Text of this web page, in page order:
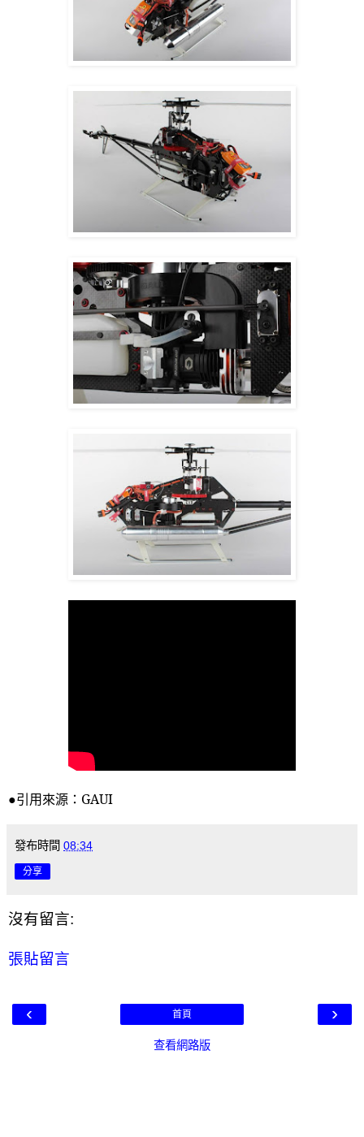
●引用來源： GAUI
發布時間 08:34
分享
沒有留言:
張貼留言
‹ ›
首頁
查看網路版